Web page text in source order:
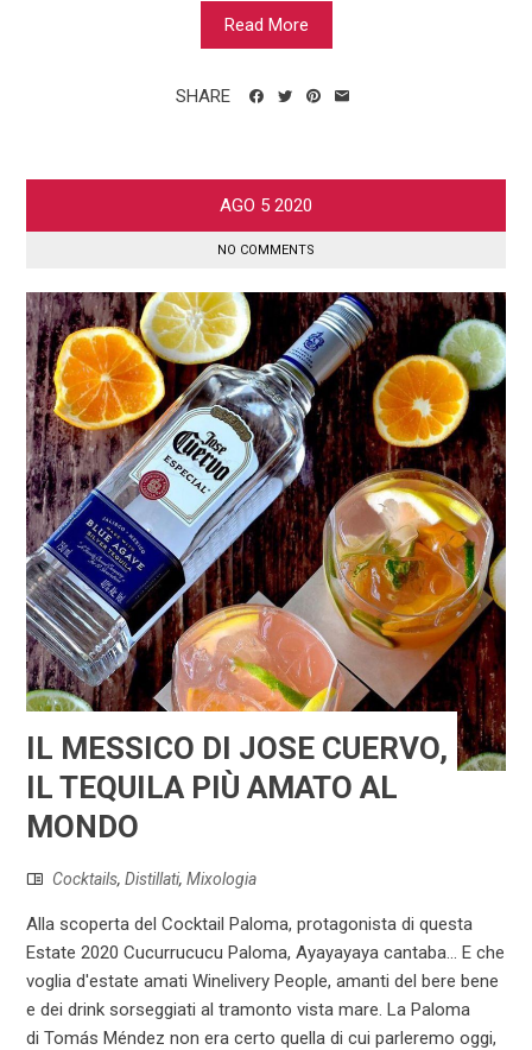
Read More
SHARE
AGO 5 2020
NO COMMENTS
IL MESSICO DI JOSE CUERVO,
IL TEQUILA PIÙ AMATO AL
MONDO
Cocktails,Distillati,Mixologia
Alla scoperta del Cocktail Paloma, protagonista di questa
Estate 2020 Cucurrucucu Paloma, Ayayayaya cantaba... E che
voglia d'estate amati Winelivery People, amanti del bere bene
e dei drink sorseggiati al tramonto vista mare. La Paloma
di Tomás Méndez non era certo quella di cui parleremo oggi,